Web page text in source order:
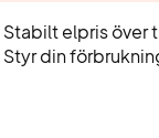
Stabilt elpris över
Styr din